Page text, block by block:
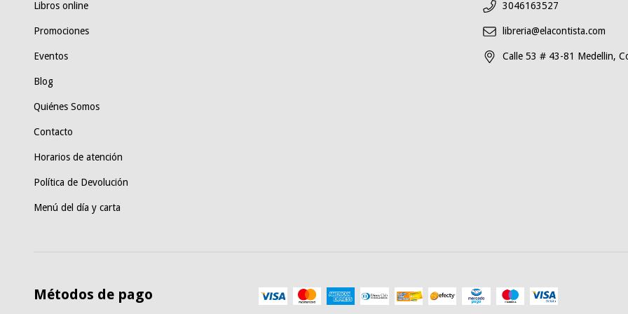
Libros online
Promociones
Eventos
Blog
Quiénes Somos
Contacto
Horarios de atención
Política de Devolución
Menú del día y carta
3046163527
libreria@elacontista.com
Calle 53 # 43-81 Medellin,
Métodos de pago